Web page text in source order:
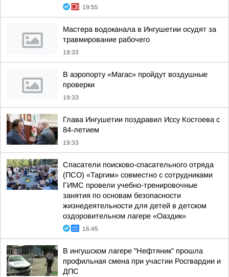
19:55
Мастера водоканала в Ингушетии осудят за
травмирование рабочего
19:33
В аэропорту «Магас» пройдут воздушные
проверки
19:33
Глава Ингушетии поздравил Иссу Костоева с
84-летием
19:33
Спасатели поисково-спасательного отряда
(ПСО) «Таргим» совместно с сотрудниками
ГИМС провели учебно-тренировочные
занятия по основам безопасности
жизнедеятельности для детей в детском
оздоровительном лагере «Оаздик»
16:45
В ингушском лагере "Нефтяник" прошла
профильная смена при участии Росгвардии и
ДПС